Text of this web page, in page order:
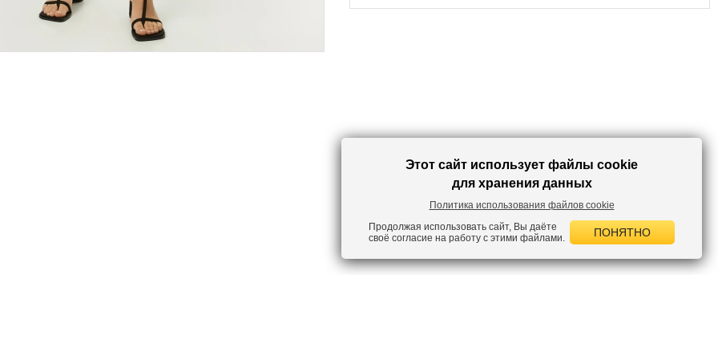
Этот сайт использует файлы cookie
для хранения данных
Политика использования файлов cookie
Продолжая использовать сайт, Вы даёте
своё согласие на работу с этими файлами.
ПОНЯТНО